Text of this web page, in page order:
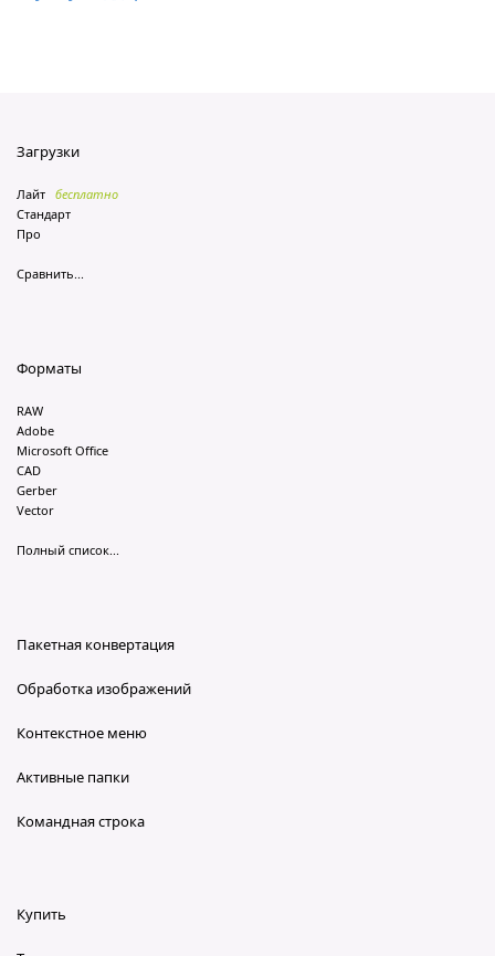
Загрузки
Лайт бесплатно
Стандарт
Про
Сравнить...
Форматы
RAW
Adobe
Microsoft Office
CAD
Gerber
Vector
Полный список...
Пакетная конвертация
Обработка изображений
Контекстное меню
Активные папки
Командная строка
Купить